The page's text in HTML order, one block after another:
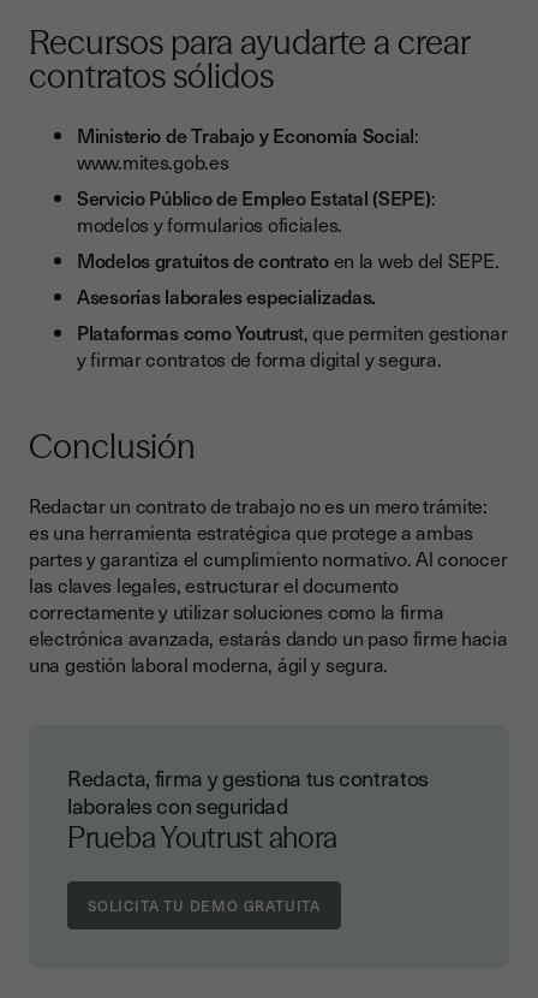
Recursos para ayudarte a crear
contratos sólidos
Ministerio de Trabajo y Economía Social:
www.mites.gob.es
Servicio Público de Empleo Estatal (SEPE):
modelos y formularios oficiales.
Modelos gratuitos de contratoen la web del SEPE.
Asesorías laborales especializadas.
Plataformas como Youtrust, que permiten gestionar
y firmar contratos de forma digital y segura.
Conclusión
Redactar un contrato de trabajo no es un mero trámite:
es una herramienta estratégica que protege a ambas
partes y garantiza el cumplimiento normativo. Al conocer
las claves legales, estructurar el documento
correctamente y utilizar soluciones como la firma
electrónica avanzada, estarás dando un paso firme hacia
una gestión laboral moderna, ágil y segura.
Redacta, firma y gestiona tus contratos
laborales con seguridad
Prueba Youtrust ahora